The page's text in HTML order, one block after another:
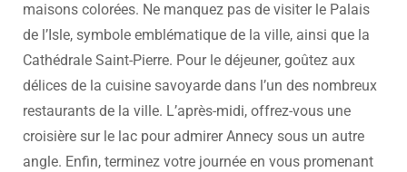
maisons colorées. Ne manquez pas de visiter le Palais
de l’Isle, symbole emblématique de la ville, ainsi que la
Cathédrale Saint-Pierre. Pour le déjeuner, goûtez aux
délices de la cuisine savoyarde dans l’un des nombreux
restaurants de la ville. L’après-midi, offrez-vous une
croisière sur le lac pour admirer Annecy sous un autre
angle. Enfin, terminez votre journée en vous promenant